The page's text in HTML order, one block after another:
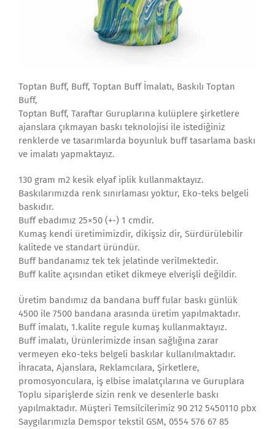
Toptan Buff, Buff, Toptan Buff İmalatı, Baskılı Toptan
Buff,
Toptan Buff, Taraftar Guruplarına kulüplere şirketlere
ajanslara çıkmayan baskı teknolojisi ile istediğiniz
renklerde ve tasarımlarda boyunluk buff tasarlama baskı
ve imalatı yapmaktayız.
130 gram m2 kesik elyaf iplik kullanmaktayız.
Baskılarımızda renk sınırlaması yoktur, Eko-teks belgeli
baskıdır.
Buff ebadımız 25×50 (+-) 1 cmdir.
Kumaş kendi üretimimizdir, dikişsiz dir, Sürdürülebilir
kalitede ve standart üründür.
Buff bandanamız tek tek jelatinde verilmektedir.
Buff kalite açısından etiket dikmeye elverişli değildir.
Üretim bandımız da bandana buff fular baskı günlük
4500 ile 7500 bandana arasında üretim yapılmaktadır.
Buff imalatı, 1.kalite regule kumaş kullanmaktayız.
Buff imalatı, Ürünlerimizde insan sağlığına zarar
vermeyen eko-teks belgeli baskılar kullanılmaktadır.
İhracata, Ajanslara, Reklamcılara, Şirketlere,
promosyonculara, iş elbise imalatçılarına ve Guruplara
Toplu siparişlerde sizin renk ve desenlerle baskı
yapılmaktadır. Müşteri Temsilcilerimiz 90 212 5450110 pbx
Saygılarımızla Demspor tekstil GSM, 0554 576 67 85